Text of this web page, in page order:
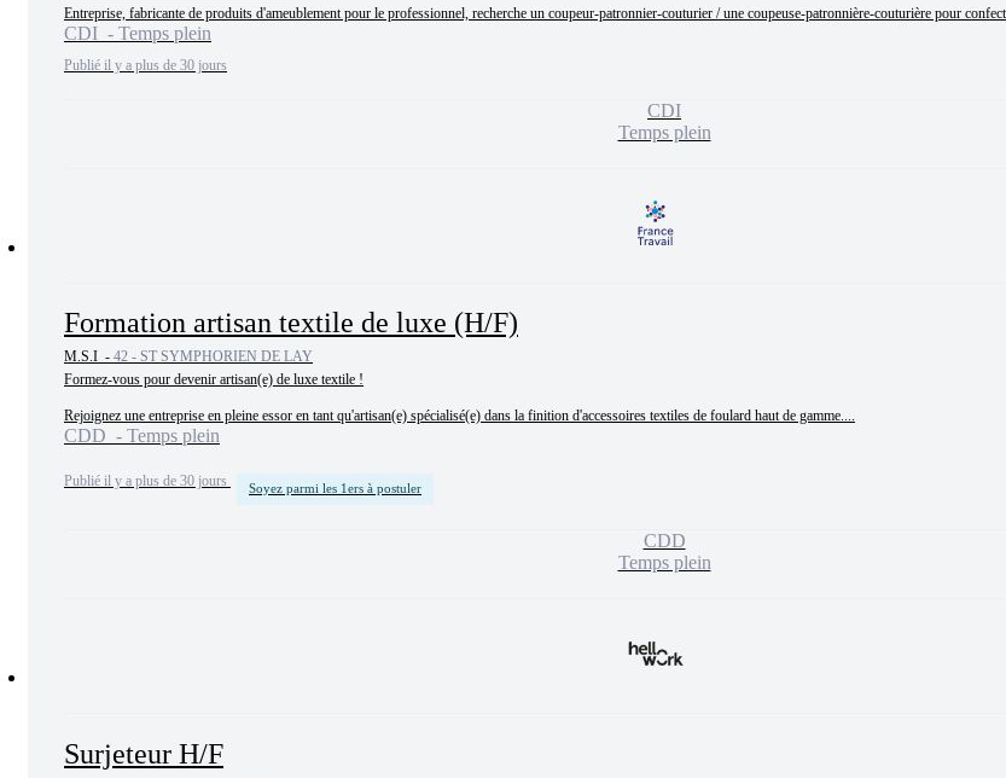
Entreprise, fabricante de produits d'ameublement pour le professionnel, recherche un coupeur-patronnier-couturier / une coupeuse-patronnière-couturière pour
CDI - Temps plein
Publié il y a plus de 30 jours
CDI
Temps plein
Formation artisan textile de luxe (H/F)
M.S.I - 42 - ST SYMPHORIEN DE LAY
Formez-vous pour devenir artisan(e) de luxe textile !
Rejoignez une entreprise en pleine essor en tant qu'artisan(e) spécialisé(e) dans la finition d'accessoires textiles de foulard haut de gamme....
CDD - Temps plein
Publié il y a plus de 30 jours Soyez parmi les 1ers à postuler
CDD
Temps plein
Surjeteur H/F